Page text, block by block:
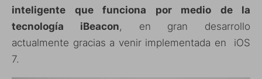
inteligente que funciona por medio de la
tecnología iBeacon, en gran desarrollo
actualmente gracias a venir implementada en iOS
7.